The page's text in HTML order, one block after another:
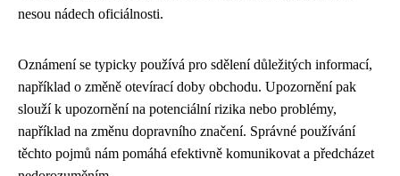
nesou nádech oficiálnosti.
Oznámení se typicky používá pro sdělení důležitých informací,
například o změně otevírací doby obchodu. Upozornění pak
slouží k upozornění na potenciální rizika nebo problémy,
například na změnu dopravního značení. Správné používání
těchto pojmů nám pomáhá efektivně komunikovat a předcházet